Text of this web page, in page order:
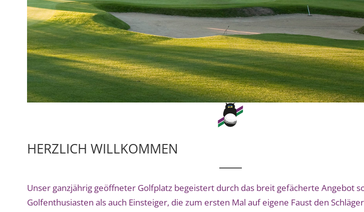
HERZLICH WILLKOMMEN
Unser ganzjährig geöffneter Golfplatz begeistert durch das breit gefächerte Angebot
Golfenthusiasten als auch Einsteiger, die zum ersten Mal auf eigene Faust den